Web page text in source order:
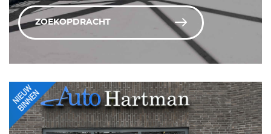
ZOEKOPDRACHT